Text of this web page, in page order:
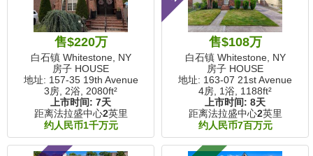
售$220万
白石镇 Whitestone, NY
房子 HOUSE
地址: 157-35 19th Avenue
3房, 2浴, 2080ft²
上市时间: 7天
距离法拉盛中心2英里
约人民币1千万元
售$108万
白石镇 Whitestone, NY
房子 HOUSE
地址: 163-07 21st Avenue
4房, 1浴, 1188ft²
上市时间: 8天
距离法拉盛中心2英里
约人民币7百万元